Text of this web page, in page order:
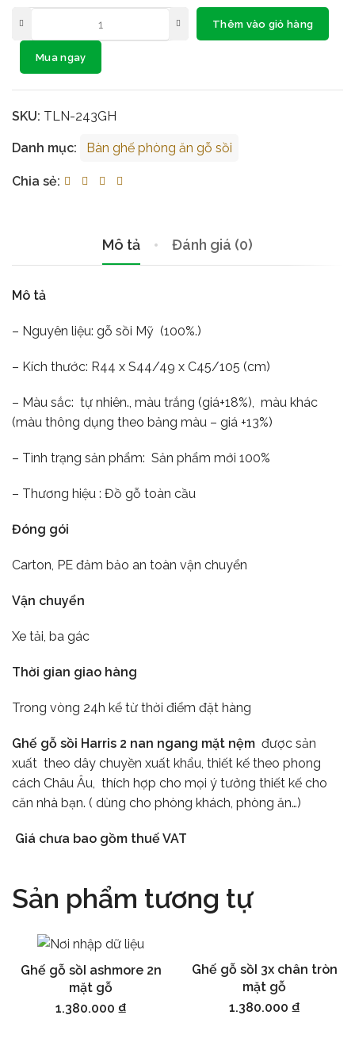
Thêm vào giỏ hàng
Mua ngay
SKU: TLN-243GH
Danh mục: Bàn ghế phòng ăn gỗ sồi
Chia sẻ:
Mô tả Đánh giá (0)
Mô tả
– Nguyên liệu: gỗ sồi Mỹ (100%.)
– Kích thước: R44 x S44/49 x C45/105 (cm)
– Màu sắc: tự nhiên., màu trắng (giá+18%), màu khác
(màu thông dụng theo bảng màu – giá +13%)
– Tình trạng sản phẩm: Sản phẩm mới 100%
– Thương hiệu : Đồ gỗ toàn cầu
Đóng gói
Carton, PE đảm bảo an toàn vận chuyển
Vận chuyển
Xe tải, ba gác
Thời gian giao hàng
Trong vòng 24h kể từ thời điểm đặt hàng
Ghế gỗ sồi Harris 2 nan ngang mặt nệm được sản
xuất theo dây chuyền xuất khẩu, thiết kế theo phong
cách Châu Âu, thích hợp cho mọi ý tưởng thiết kế cho
căn nhà bạn. ( dùng cho phòng khách, phòng ăn…)
Giá chưa bao gồm thuế VAT
Sản phẩm tương tự
Thêm vào giỏ hàng
Ghế gỗ sồI ashmore 2n
mặt gỗ
1.380.000 ₫
Thêm vào giỏ hàng
Ghế gỗ sồI 3x chân tròn
mặt gỗ
1.380.000 ₫